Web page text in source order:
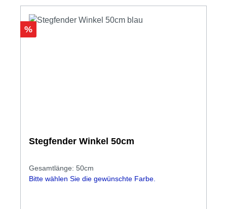
Rabatt
%
Stegfender Winkel 50cm
Gesamtlänge: 50cm
Bitte wählen Sie die gewünschte Farbe.